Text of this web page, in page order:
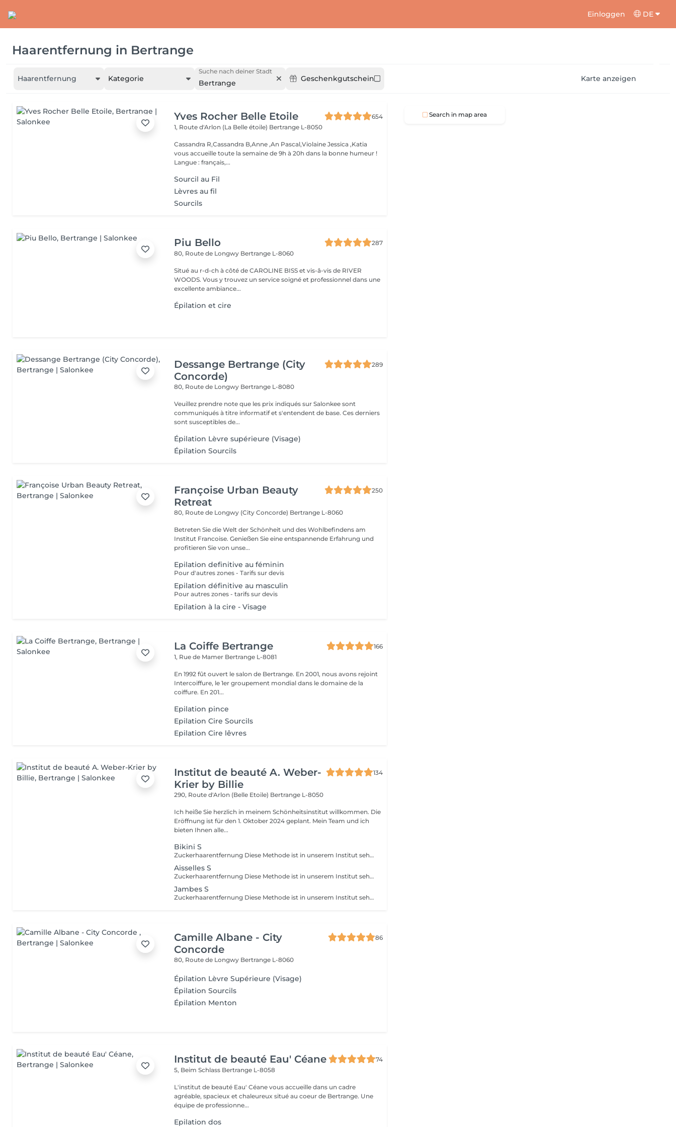
Einloggen DE
Haarentfernung in Bertrange
Haarentfernung Kategorie
Suche nach deiner Stadt
Bertrange Geschenkgutschein Karte anzeigen
Yves Rocher Belle Etoile
654
1, Route d'Arlon (La Belle étoile) Bertrange L-8050
Cassandra R,Cassandra B,Anne ,An Pascal,Violaine Jessica ,Katia
vous accueille toute la semaine de 9h à 20h dans la bonne humeur !
Langue : français,...
Sourcil au Fil
Lèvres au fil
Sourcils
Piu Bello
287
80, Route de Longwy Bertrange L-8060
Situé au r-d-ch à côté de CAROLINE BISS et vis-â-vis de RIVER
WOODS. Vous y trouvez un service soigné et professionnel dans une
excellente ambiance...
Épilation et cire
Dessange Bertrange (City
Concorde)
289
80, Route de Longwy Bertrange L-8080
Veuillez prendre note que les prix indiqués sur Salonkee sont
communiqués à titre informatif et s'entendent de base. Ces derniers
sont susceptibles de...
Épilation Lèvre supérieure (Visage)
Épilation Sourcils
Françoise Urban Beauty
Retreat
250
80, Route de Longwy (City Concorde) Bertrange L-8060
Betreten Sie die Welt der Schönheit und des Wohlbefindens am
Institut Francoise. Genießen Sie eine entspannende Erfahrung und
profitieren Sie von unse...
Epilation definitive au féminin
Pour d'autres zones - Tarifs sur devis
Epilation définitive au masculin
Pour autres zones - tarifs sur devis
Epilation à la cire - Visage
La Coiffe Bertrange
166
1, Rue de Mamer Bertrange L-8081
En 1992 fût ouvert le salon de Bertrange. En 2001, nous avons rejoint
Intercoiffure, le 1er groupement mondial dans le domaine de la
coiffure. En 201...
Epilation pince
Epilation Cire Sourcils
Epilation Cire lêvres
Institut de beauté A. Weber-
Krier by Billie
134
290, Route d'Arlon (Belle Etoile) Bertrange L-8050
Ich heiße Sie herzlich in meinem Schönheitsinstitut willkommen. Die
Eröffnung ist für den 1. Oktober 2024 geplant. Mein Team und ich
bieten Ihnen alle...
Bikini S
Zuckerhaarentfernung Diese Methode ist in unserem Institut sehr beliebt geworden. Die Zuckerpaste ist 100% natürlich. Sie basiert auf tausendjährigen Rezepten aus dem Nahen Osten und enthält ausschließlich Wasser und Zucker ohne chemische, aromatische oder färbende Substanzen. Die Paste ist hypoallergen und verursacht keine Hautreizungen. Sie gilt für alle Bereiche. Die Paste wird in das Follikel massiert, umhüllt die Haare, umgibt sie und schmiert sie. Die Extraktion erfolgt in natürlicher Haarwuchsrichtung. Es gibt keine gebrochenen Haare mehr im Follikel. Diese Technik verursacht keine Rötung oder Reizung der Haut. Ein nicht zu vernachlässigender Vorteil ist die Tatsache, dass Sie keine bestimmte Haarlänge haben müssen, da der Zucker anders als beim Wachs sehr kurze Haare effektiv entfernt. Wir empfehlen diese Methode auch Teenagern beim ersten Depilieren und bei Menschen, die eine vollständige Körperhaarentfernung wünschen, da sie viel weniger schmerzhaft ist als Wachsen.
Aisselles S
Zuckerhaarentfernung Diese Methode ist in unserem Institut sehr beliebt geworden. Die Zuckerpaste ist 100% natürlich. Sie basiert auf tausendjährigen Rezepten aus dem Nahen Osten und enthält ausschließlich Wasser und Zucker ohne chemische, aromatische oder färbende Substanzen. Die Paste ist hypoallergen und verursacht keine Hautreizungen. Sie gilt für alle Bereiche. Die Paste wird in das Follikel massiert, umhüllt die Haare, umgibt sie und schmiert sie. Die Extraktion erfolgt in natürlicher Haarwuchsrichtung. Es gibt keine gebrochenen Haare mehr im Follikel. Diese Technik verursacht keine Rötung oder Reizung der Haut. Ein nicht zu vernachlässigender Vorteil ist die Tatsache, dass Sie keine bestimmte Haarlänge haben müssen, da der Zucker anders als beim Wachs sehr kurze Haare effektiv entfernt. Wir empfehlen diese Methode auch Teenagern beim ersten Depilieren und bei Menschen, die eine vollständige Körperhaarentfernung wünschen, da sie viel weniger schmerzhaft ist als Wachsen.
Jambes S
Zuckerhaarentfernung Diese Methode ist in unserem Institut sehr beliebt geworden. Die Zuckerpaste ist 100% natürlich. Sie basiert auf tausendjährigen Rezepten aus dem Nahen Osten und enthält ausschließlich Wasser und Zucker ohne chemische, aromatische oder färbende Substanzen. Die Paste ist hypoallergen und verursacht keine Hautreizungen. Sie gilt für alle Bereiche. Die Paste wird in das Follikel massiert, umhüllt die Haare, umgibt sie und schmiert sie. Die Extraktion erfolgt in natürlicher Haarwuchsrichtung. Es gibt keine gebrochenen Haare mehr im Follikel. Diese Technik verursacht keine Rötung oder Reizung der Haut. Ein nicht zu vernachlässigender Vorteil ist die Tatsache, dass Sie keine bestimmte Haarlänge haben müssen, da der Zucker anders als beim Wachs sehr kurze Haare effektiv entfernt. Wir empfehlen diese Methode auch Teenagern beim ersten Depilieren und bei Menschen, die eine vollständige Körperhaarentfernung wünschen, da sie viel weniger schmerzhaft ist als Wachsen.
Camille Albane - City
Concorde
86
80, Route de Longwy Bertrange L-8060
Épilation Lèvre Supérieure (Visage)
Épilation Sourcils
Épilation Menton
Institut de beauté Eau' Céane
74
5, Beim Schlass Bertrange L-8058
L'institut de beauté Eau' Céane vous accueille dans un cadre
agréable, spacieux et chaleureux situé au coeur de Bertrange. Une
équipe de professionne...
Epilation dos
Search in map area